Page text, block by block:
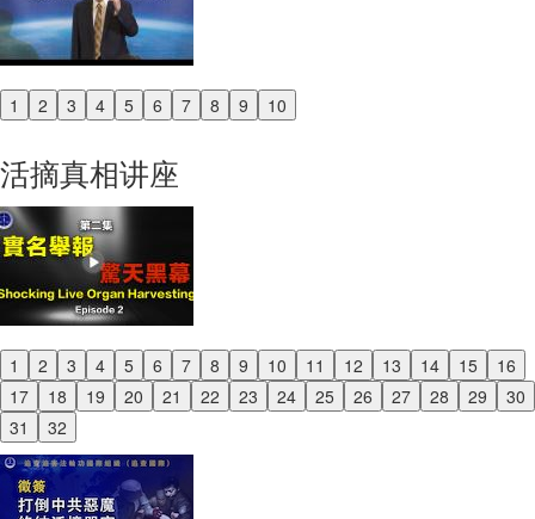
1 2 3 4 5 6 7 8 9 10
Previous
活摘真相讲座
1 2 3 4 5 6 7 8 9 10 11 12 13 14 15
16
17
18 19 20 21 22 23 24 25 26 27 28 29
30
31
32
Previous
Next